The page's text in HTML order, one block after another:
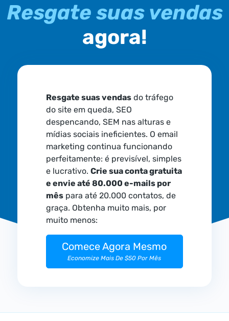
Resgate suas vendas
agora!
Resgate suas vendasdo tráfego
do site em queda, SEO
despencando, SEM nas alturas e
mídias sociais ineficientes. O email
marketing continua funcionando
perfeitamente: é previsível, simples
e lucrativo. Crie sua conta gratuita
e envie até 80.000 e-mails por
mêspara até 20.000 contatos, de
graça. Obtenha muito mais, por
muito menos:
Comece Agora Mesmo
Economize Mais De $50 Por Mês